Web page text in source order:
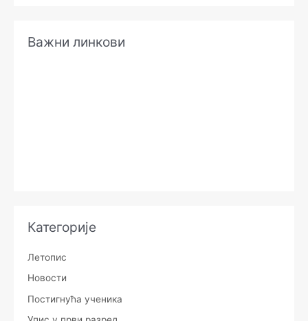
Важни линкови
Категорије
Летопис
Новости
Постигнућа ученика